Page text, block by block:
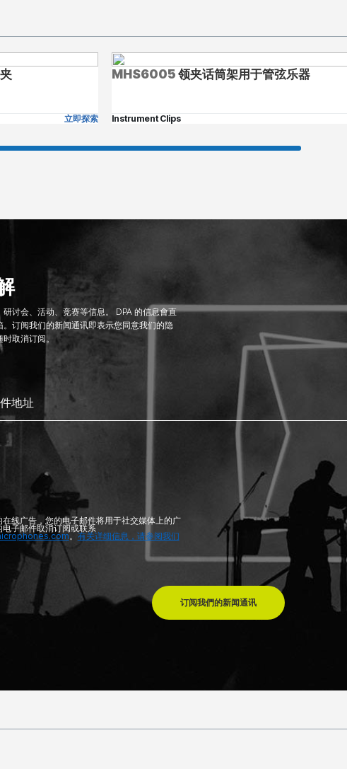
立即探索
MHS6005领夹话筒架用于管弦乐器
Instrument Clips
讨会、活动、竞赛等信息。 DPA 的信息會直
。订阅我们的新闻通讯即表示您同意我们的隐
取消订阅。
线广告，您的电子邮件将用于社交媒体上的广
子邮件取消订阅或联系
。有关详细信息，请参阅我们
订阅我們的新闻通讯